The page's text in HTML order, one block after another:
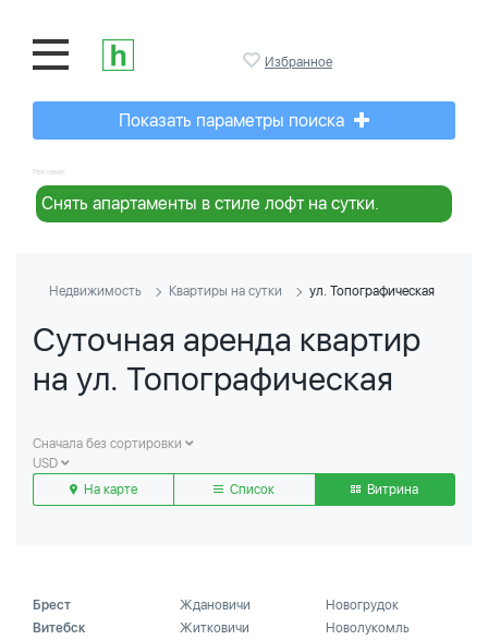
Избранное
Показать параметры поиска
Реклама:
Снять апартаменты в стиле лофт на сутки.
Недвижимость Квартиры на сутки ул. Топографическая
Суточная аренда квартир
на ул. Топографическая
Сначала без сортировки
USD
На карте
Список Витрина
Брест
Витебск
Ждановичи
Житковичи
Новогрудок
Новолукомль